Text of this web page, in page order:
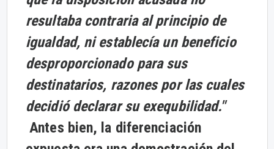
resultaba contraria al principio de
igualdad, ni establecía un beneficio
desproporcionado para sus
destinatarios, razones por las cuales
decidió declarar su exequbilidad."
Antes bien, la diferenciación